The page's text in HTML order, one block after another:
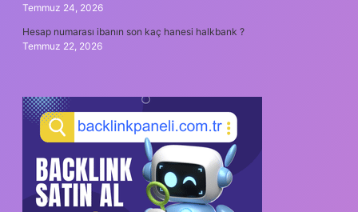
Temmuz 24, 2026
Hesap numarası ibanın son kaç hanesi halkbank ?
Temmuz 22, 2026